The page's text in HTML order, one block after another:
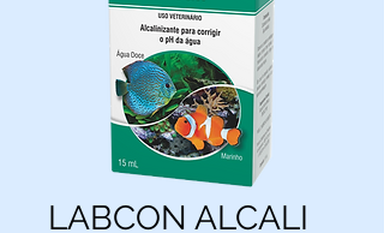
LABCON ALCALI